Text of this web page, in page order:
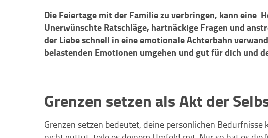
Die Feiertage mit der Familie zu verbringen, kann eine
Unerwünschte Ratschläge, hartnäckige Fragen und
der Liebe schnell in eine emotionale Achterbahn
belastenden Emotionen umgehen und gut für dich und
Grenzen setzen als Akt der
Grenzen setzen bedeutet, deine persönlichen